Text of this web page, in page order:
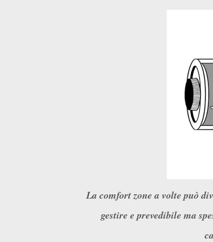
La comfort zone a volte può diventare una gabbia, si resta ancorati ad una vita facile da
gestire e prevedibile ma